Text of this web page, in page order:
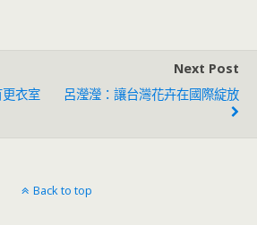
衣室
Next Post
呂瀅瀅：讓台灣花卉在國際綻放
Back to top